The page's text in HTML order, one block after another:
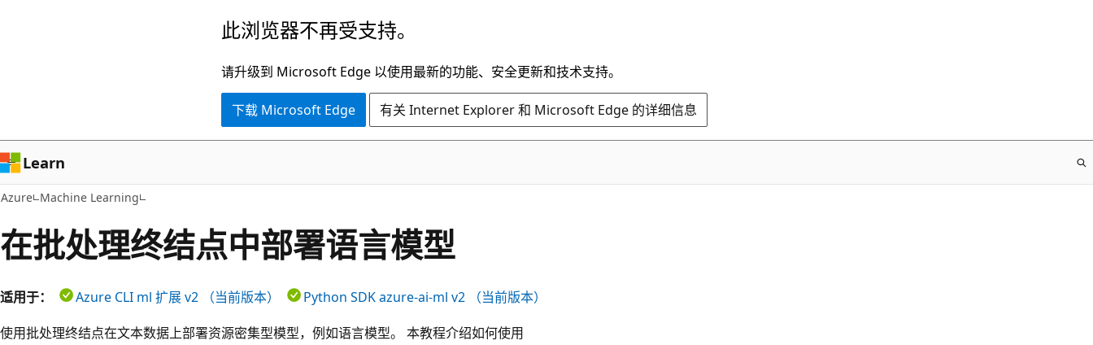
容
此浏览器不再受支持。
请升级到 Microsoft Edge 以使用最新的功能、安全更新和技术支持。
下载 Microsoft Edge 有关 Internet Explorer 和 Microsoft Edge 的详细信息
Learn
Azure Machine Learning
在批处理终结点中部署语言模型
适用于： Azure CLI ml 扩展 v2 （当前版本）
Python SDK azure-ai-ml v2 （当前版本）
使用批处理终结点在文本数据上部署资源密集型模型，例如语言模型。 本教程介绍如何使用